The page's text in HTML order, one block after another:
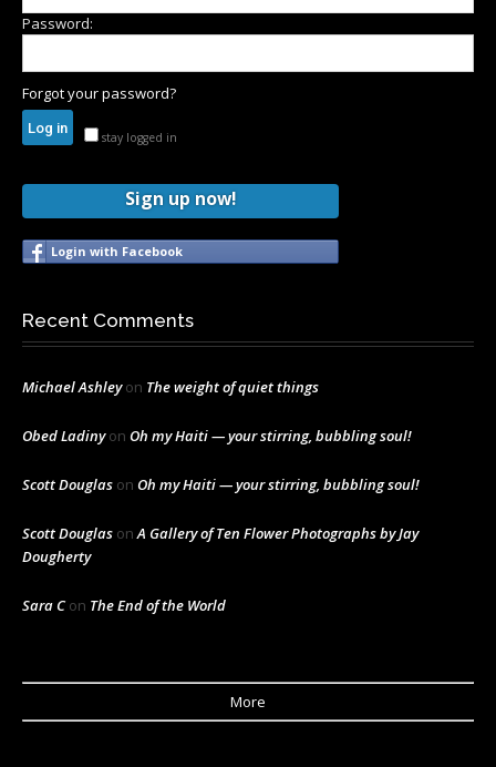
Password:
Forgot your password?
stay logged in
Sign up now!
Login with Facebook
Recent Comments
Michael Ashleyon The weight of quiet things
Obed Ladinyon Oh my Haiti — your stirring, bubbling soul!
Scott Douglas on Oh my Haiti — your stirring, bubbling soul!
Scott Douglas onA Gallery of Ten Flower Photographs by Jay
Dougherty
Sara Con The End of the World
More